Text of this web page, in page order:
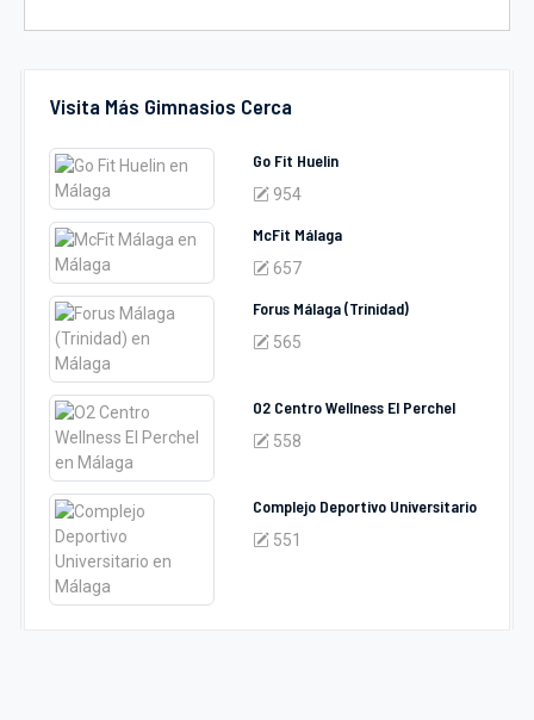
Visita Más Gimnasios Cerca
Go Fit Huelin
954
McFit Málaga
657
Forus Málaga (Trinidad)
565
O2 Centro Wellness El Perchel
558
Complejo Deportivo Universitario
551